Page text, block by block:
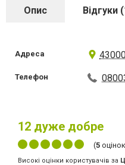
Опис Відгуки
Адреса
Телефон
12 дуже добре
(5
Високі оцінки користувачів за